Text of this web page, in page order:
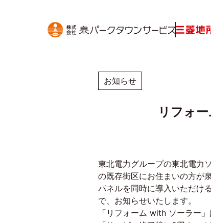
お知らせ
リフォ
東北電力グループの東北電力
の既存街区にお住まいの方が
パネルを同時に導入いただけ
で、お知らせいたします。
「リフォーム with ソーラー